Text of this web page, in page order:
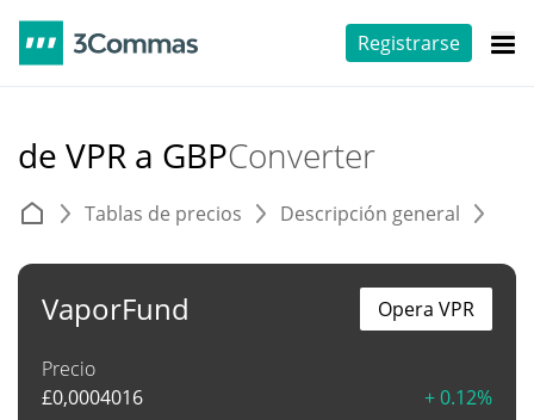
Registrarse
de VPR a GBPConverter
Tablas de precios Descripción general
VaporFund
Precio
£0,0004016 + 0.12%
Opera VPR